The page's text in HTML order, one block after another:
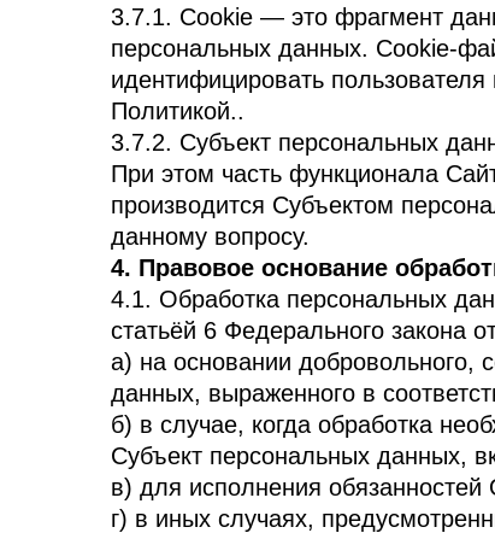
3.7.1. Cookie — это фрагмент
персональных данных. Cookie-
идентифицировать
Политикой..
3.7.2. Субъект персональных
При этом часть функционала
производится Субъектом
данному вопросу.
4. Правовое основание
4.1. Обработка персональных
статьёй 6 Федерального
а) на основании добровольного,
данных, выраженного в
б) в случае, когда обработка
Субъект персональных данных,
в) для исполнения
г) в иных случаях,